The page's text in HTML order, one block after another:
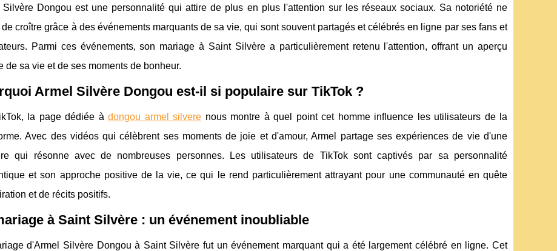
Silvère Dongou est une personnalité qui attire de plus en plus l'attention sur les réseaux sociaux. Sa notoriété ne
croître grâce à des événements marquants de sa vie, qui sont souvent partagés et célébrés en ligne par ses fans et
Parmi ces événements, son mariage à Saint Silvère a particulièrement retenu l'attention, offrant un aperçu
de sa vie et de ses moments de bonheur.
Armel Silvère Dongou est-il si populaire sur TikTok ?
la page dédiée à dongou armel silvere nous montre à quel point cet homme influence les utilisateurs de la
Avec des vidéos qui célèbrent ses moments de joie et d'amour, Armel partage ses expériences de vie d'une
qui résonne avec de nombreuses personnes. Les utilisateurs de TikTok sont captivés par sa personnalité
et son approche positive de la vie, ce qui le rend particulièrement attrayant pour une communauté en quête
et de récits positifs.
à Saint Silvère : un événement inoubliable
d'Armel Silvère Dongou à Saint Silvère fut un événement marquant qui a été largement célébré en ligne. Cet